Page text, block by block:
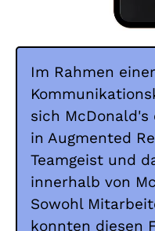
Im Rahmen
sich
in Augmented
Teamgeist und
innerhalb von
Sowohl
konnten diesen